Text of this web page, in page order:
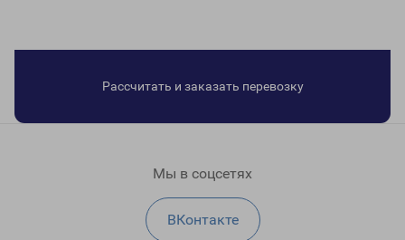
Рассчитать и заказать перевозку
Мы в соцсетях
ВКонтакте